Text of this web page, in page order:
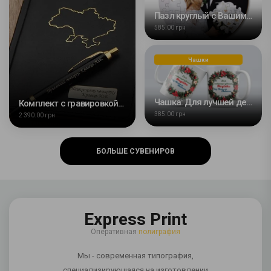
Комплект с гравировкой: Блокнот + ручка Ukraine
2 390.00 грн
Пазл круглый с Вашим фото
585.00 грн
Чашки
Чашка: Для лучшей девочки
385.00 грн
БОЛЬШЕ СУВЕНИРОВ
Express Print
Оперативная полиграфия
Мы - современная типография,